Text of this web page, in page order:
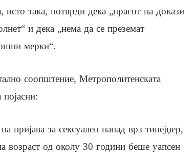
исто така, потврди дека „прагот на докази
и дека „нема да се преземат
мерки“.
соопштение, Метрополитенската
појасни:
пријава за сексуален напад врз тинејџер,
од околу 30 години беше уапсен